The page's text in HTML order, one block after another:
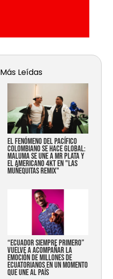
Más Leídas
EL FENÓMENO DEL PACÍFICO
COLOMBIANO SE HACE GLOBAL:
MALUMA SE UNE A MR PLATA Y
EL AMERICANO 4KT EN "LAS
MUÑEQUITAS REMIX"
“Ecuador siempre primero”
vuelve a acompañar la
emoción de millones de
ecuatorianos en un momento
que une al país